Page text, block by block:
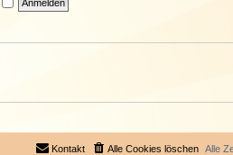
Alle
Alle Cookies löschen
Kontakt